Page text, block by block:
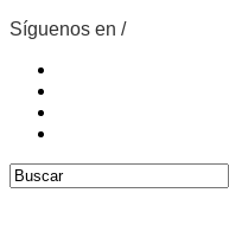
Síguenos en /